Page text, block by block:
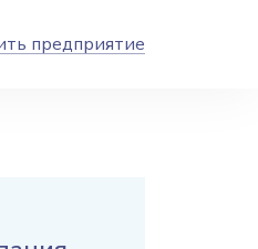
предприятие